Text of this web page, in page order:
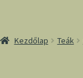
Kezdőlap Teák